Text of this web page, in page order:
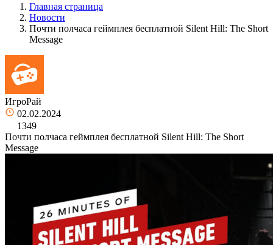
Главная страница
Новости
Почти полчаса геймплея бесплатной Silent Hill: The Short
Message
ИгроРай
02.02.2024
1349
Почти полчаса геймплея бесплатной Silent Hill: The Short
Message